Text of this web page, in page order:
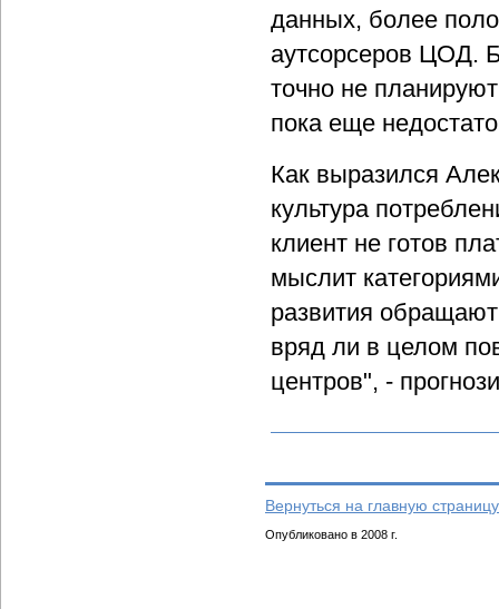
данных, более
аутсорсеров ЦОД.
точно не
пока еще
Как выразился
культура
клиент не готов
мыслит
развития
вряд ли в целом
центров", -
Вернуться на главную
Опубликовано в 2008 г.